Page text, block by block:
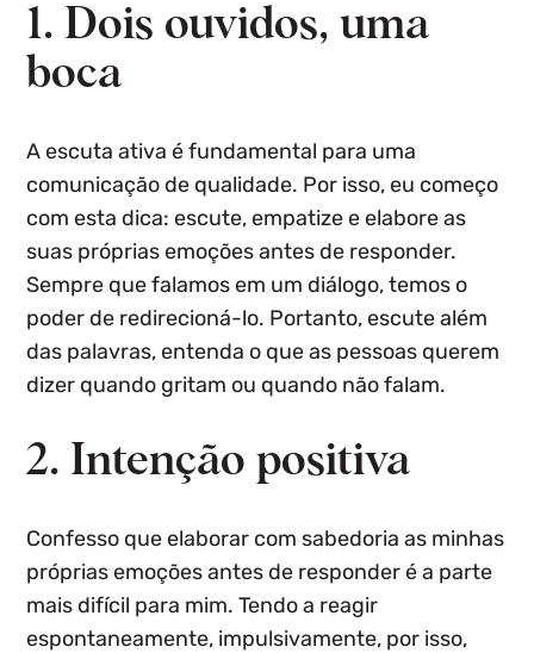
1. Dois ouvidos, uma
boca
A escuta ativa é fundamental para uma
comunicação de qualidade. Por isso, eu começo
com esta dica: escute, empatize e elabore as
suas próprias emoções antes de responder.
Sempre que falamos em um diálogo, temos o
poder de redirecioná-lo. Portanto, escute além
das palavras, entenda o que as pessoas querem
dizer quando gritam ou quando não falam.
2. Intenção positiva
Confesso que elaborar com sabedoria as minhas
próprias emoções antes de responder é a parte
mais difícil para mim. Tendo a reagir
espontaneamente, impulsivamente, por isso,